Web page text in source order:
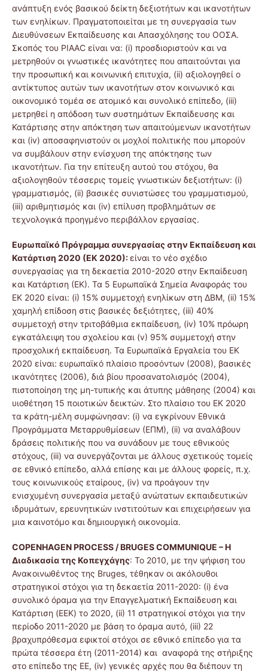
ανάπτυξη ενός βασικού δείκτη δεξιοτήτων και ικανοτήτων
των ενηλίκων. Πραγματοποιείται με τη συνεργασία των
Διευθύνσεων Εκπαίδευσης και Απασχόλησης του ΟΟΣΑ.
Σκοπός του PIAAC είναι να: (i) προσδιοριστούν και να
μετρηθούν οι γνωστικές ικανότητες που απαιτούνται για
την προσωπική και κοινωνική επιτυχία, (ii) αξιολογηθεί ο
αντίκτυπος αυτών των ικανοτήτων στον κοινωνικό και
οικονομικό τομέα σε ατομικό και συνολικό επίπεδο, (iii)
μετρηθεί η απόδοση των συστημάτων Εκπαίδευσης και
Κατάρτισης στην απόκτηση των απαιτούμενων ικανοτήτων
και (iv) αποσαφηνιστούν οι μοχλοί πολιτικής που μπορούν
να συμβάλουν στην ενίσχυση της απόκτησης των
ικανοτήτων. Για την επίτευξη αυτού του στόχου, θα
αξιολογηθούν τέσσερις τομείς γνωστικών δεξιοτήτων: (i)
γραμματισμός, (ii) βασικές συνιστώσες του γραμματισμού,
(iii) αριθμητισμός και (iv) επίλυση προβλημάτων σε
τεχνολογικά προηγμένο περιβάλλον εργασίας.
Ευρωπαϊκό Πρόγραμμα συνεργασίας στην Εκπαίδευση και
Κατάρτιση 2020 (ΕΚ 2020):είναι το νέο σχέδιο
συνεργασίας για τη δεκαετία 2010-2020 στην Εκπαίδευση
και Κατάρτιση (ΕΚ). Τα 5 Ευρωπαϊκά Σημεία Αναφοράς του
ΕΚ 2020 είναι: (i) 15% συμμετοχή ενηλίκων στη ΔΒΜ, (ii) 15%
χαμηλή επίδοση στις βασικές δεξιότητες, (iii) 40%
συμμετοχή στην τριτοβάθμια εκπαίδευση, (iv) 10% πρόωρη
εγκατάλειψη του σχολείου και (v) 95% συμμετοχή στην
προσχολική εκπαίδευση. Τα Ευρωπαϊκά Εργαλεία του ΕΚ
2020 είναι: ευρωπαϊκό πλαίσιο προσόντων (2008), βασικές
ικανότητες (2006), διά βίου προσανατολισμός (2004),
πιστοποίηση της μη-τυπικής και άτυπης μάθησης (2004) και
υιοθέτηση 15 ποιοτικών δεικτών. Στο πλαίσιο του ΕΚ 2020
τα κράτη-μέλη συμφώνησαν: (i) να εγκρίνουν Εθνικά
Προγράμματα Μεταρρυθμίσεων (ΕΠΜ), (ii) να αναλάβουν
δράσεις πολιτικής που να συνάδουν με τους εθνικούς
στόχους, (iii) να συνεργάζονται με άλλους σχετικούς τομείς
σε εθνικό επίπεδο, αλλά επίσης και με άλλους φορείς, π.χ.
τους κοινωνικούς εταίρους, (iv) να προάγουν την
ενισχυμένη συνεργασία μεταξύ ανώτατων εκπαιδευτικών
ιδρυμάτων, ερευνητικών ινστιτούτων και επιχειρήσεων για
μια καινοτόμο και δημιουργική οικονομία.
COPENHAGENPROCESS /BRUGESCOMMUNIQUE – Η
Διαδικασία της Κοπεγχάγης: Το 2010, με την ψήφιση του
Ανακοινωθέντος της Bruges, τέθηκαν οι ακόλουθοι
στρατηγικοί στόχοι για τη δεκαετία 2011-2020: (i) ένα
συνολικό όραμα για την Επαγγελματική Εκπαίδευση και
Κατάρτιση (EEK) το 2020, (ii) 11 στρατηγικοί στόχοι για την
περίοδο 2011-2020 με βάση το όραμα αυτό, (iii) 22
βραχυπρόθεσμα εφικτοί στόχοι σε εθνικό επίπεδο για τα
πρώτα τέσσερα έτη (2011-2014) και αναφορά της στήριξης
στο επίπεδο της ΕΕ, (iv) γενικές αρχές που θα διέπουν τη